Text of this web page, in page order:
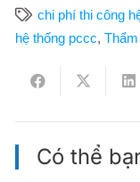
chi phí thi công
hệ thống pccc,
Có thể